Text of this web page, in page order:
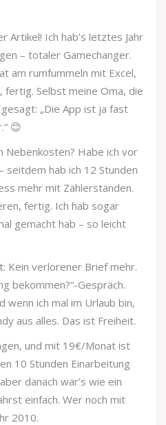
Artikel! Ich hab’s letztes Jahr
– totaler Gamechanger.
am rumfummeln mit Excel,
fertig. Selbst meine Oma, die
„Die App ist ja fast
😊
Nebenkosten? Habe ich vor
seitdem hab ich 12 Stunden
mehr mit Zählerständen.
fertig. Ich hab sogar
gemacht hab – so leicht
Kein verlorener Brief mehr.
bekommen?“-Gespräch.
wenn ich mal im Urlaub bin,
aus alles. Das ist Freiheit.
und mit 19€/Monat ist
10 Stunden Einarbeitung
danach war’s wie ein
einfach. Wer noch mit
2010.